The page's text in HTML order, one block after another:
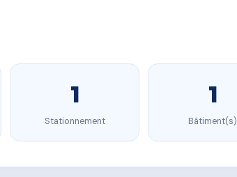
1
Stationnement
1
Bâtiment(s)